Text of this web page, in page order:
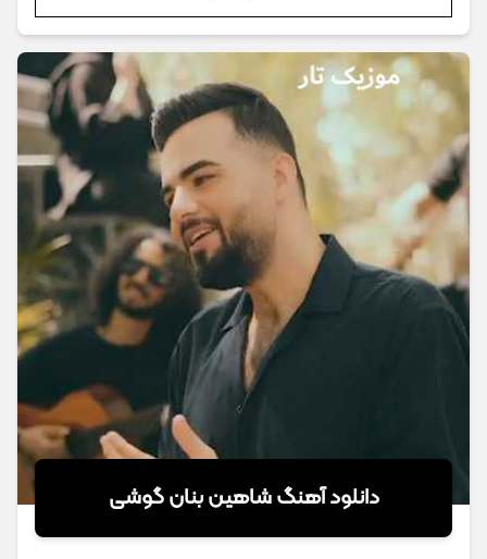
دانلود آهنگ شاهین بنان گوشی